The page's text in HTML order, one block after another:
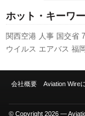
ホット・キーワ
関西空港 人事 国交省
ウイルス エアバス 福
セントレア 新千歳空港
会社概要 Aviation Wire
© Copyright 2026 —